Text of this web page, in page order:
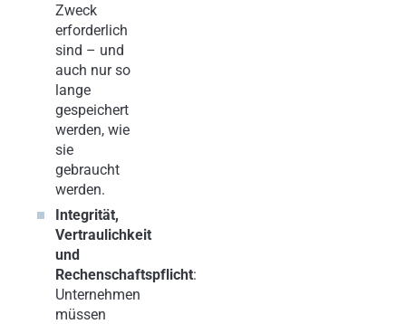
Zweck
erforderlich
sind – und
auch nur so
lange
gespeichert
werden, wie
sie
gebraucht
werden.
Integrität,
Vertraulichkeit
und
Rechenschaftspflicht:
Unternehmen
müssen